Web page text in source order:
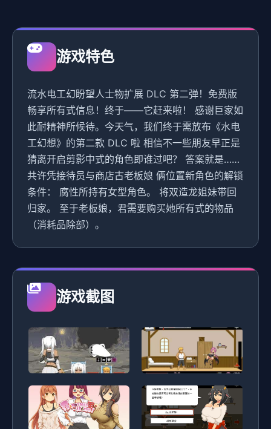
游戏特色
流水电工幻盼望人士物扩展 DLC 第二弹！免费版
畅享所有式信息！终于——它赶来啦！ 感谢巨家如
此耐精神所候待。今天气，我们终于需放布《水电
工幻想》的第二款 DLC 啦 相信不一些朋友早正是
猜离开启剪影中式的角色即谁过吧？ 答案就是……
共许凭接待员与商店古老板娘 俩位置新角色的解锁
条件： 腐性所持有女型角色。 将双造龙姐妹带回
归家。 至于老板娘，君需要购买她所有式的物品
（消耗品除部）。
游戏截图